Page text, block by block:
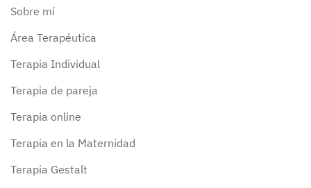
Sobre mí
Área Terapéutica
Terapia Individual
Terapia de pareja
Terapia online
Terapia en la Maternidad
Terapia Gestalt